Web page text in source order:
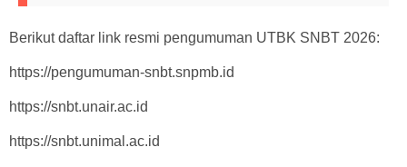
Berikut daftar link resmi pengumuman UTBK SNBT 2026:
https://pengumuman-snbt.snpmb.id
https://snbt.unair.ac.id
https://snbt.unimal.ac.id